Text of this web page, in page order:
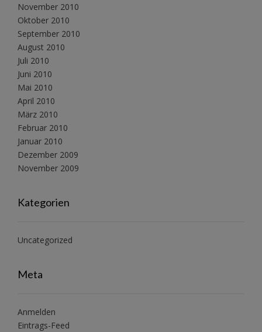
November 2010
Oktober 2010
September 2010
August 2010
Juli 2010
Juni 2010
Mai 2010
April 2010
März 2010
Februar 2010
Januar 2010
Dezember 2009
November 2009
Kategorien
Uncategorized
Meta
Anmelden
Eintrags-Feed